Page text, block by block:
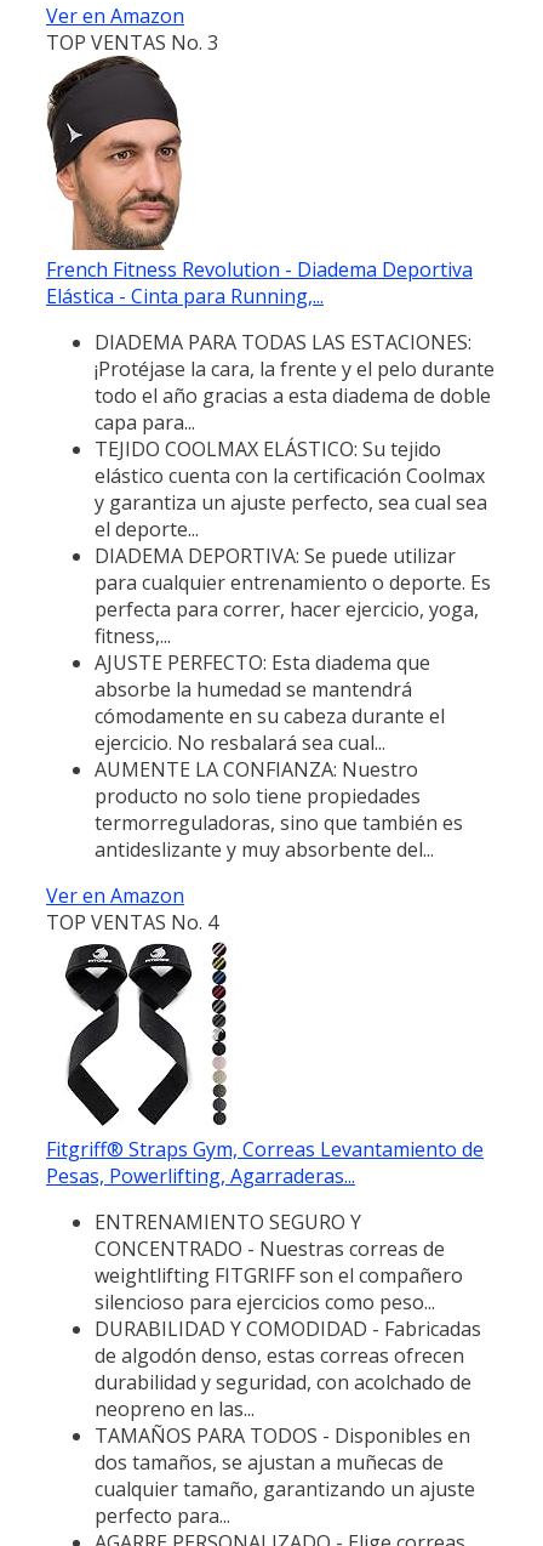
Ver en Amazon
TOP VENTAS No. 3
French Fitness Revolution - Diadema Deportiva
Elástica - Cinta para Running,...
DIADEMA PARA TODAS LAS ESTACIONES:
¡Protéjase la cara, la frente y el pelo durante
todo el año gracias a esta diadema de doble
capa para...
TEJIDO COOLMAX ELÁSTICO: Su tejido
elástico cuenta con la certificación Coolmax
y garantiza un ajuste perfecto, sea cual sea
el deporte...
DIADEMA DEPORTIVA: Se puede utilizar
para cualquier entrenamiento o deporte. Es
perfecta para correr, hacer ejercicio, yoga,
fitness,...
AJUSTE PERFECTO: Esta diadema que
absorbe la humedad se mantendrá
cómodamente en su cabeza durante el
ejercicio. No resbalará sea cual...
AUMENTE LA CONFIANZA: Nuestro
producto no solo tiene propiedades
termorreguladoras, sino que también es
antideslizante y muy absorbente del...
Ver en Amazon
TOP VENTAS No. 4
Fitgriff® Straps Gym, Correas Levantamiento de
Pesas, Powerlifting, Agarraderas...
ENTRENAMIENTO SEGURO Y
CONCENTRADO - Nuestras correas de
weightlifting FITGRIFF son el compañero
silencioso para ejercicios como peso...
DURABILIDAD Y COMODIDAD - Fabricadas
de algodón denso, estas correas ofrecen
durabilidad y seguridad, con acolchado de
neopreno en las...
TAMAÑOS PARA TODOS - Disponibles en
dos tamaños, se ajustan a muñecas de
cualquier tamaño, garantizando un ajuste
perfecto para...